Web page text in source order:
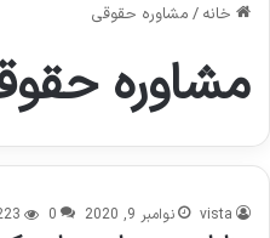
خانه / مشاوره حقوقی
مشاوره
vista نوامبر 9, 2020 0